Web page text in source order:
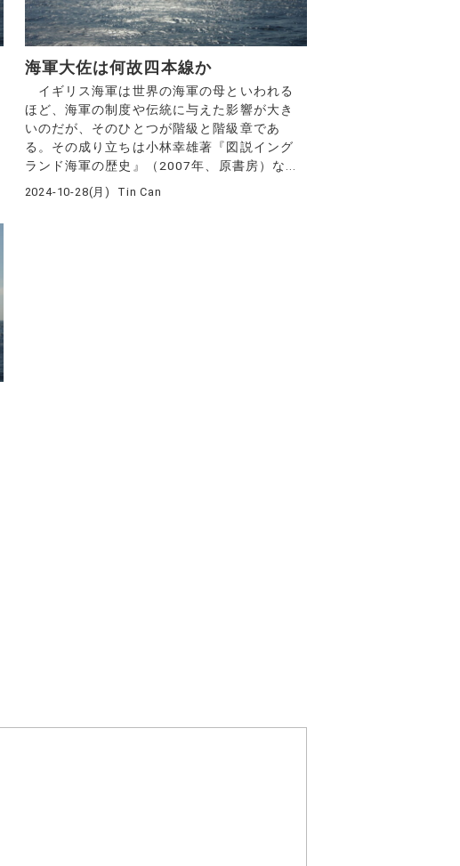
海軍大佐は何故四本線か
イギリス海軍は世界の海軍の母といわれる
ほど、海軍の制度や伝統に与えた影響が大き
いのだが、そのひとつが階級と階級章であ
る。その成り立ちは小林幸雄著『図説イング
ランド海軍の歴史』（2007年、原書房）な...
2024-10-28(月) Tin Can